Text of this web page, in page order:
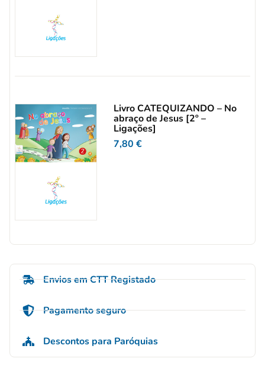
Livro CATEQUIZANDO – No
abraço de Jesus [2º –
Ligações]
7,80€
Envios em CTT Registado
Pagamento seguro
Descontos para Paróquias